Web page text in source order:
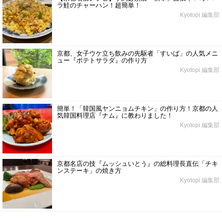
ラ鮭のチャーハン！超簡単！
Kyotopi 編集部
京都、女子ウケ立ち飲みの先駆者「すいば」の人気メニ
ュー『ポテトサラダ』の作り方
Kyotopi 編集部
簡単！「韓国風ヤンニョムチキン」の作り方！京都の人
気韓国料理店『ナム』に教わりました！
Kyotopi 編集部
京都名店の技『ムッシュいとう』の総料理長直伝「チキ
ンステーキ」の焼き方
Kyotopi 編集部